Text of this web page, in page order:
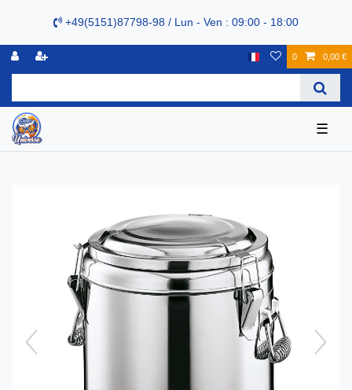
+49(5151)87798-98 / Lun - Ven : 09:00 - 18:00
0 0,00 €
☰